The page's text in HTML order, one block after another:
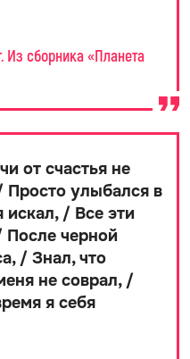
Из сборника «Планета
от счастья не
Просто улыбался в
искал, / Все эти
После черной
/ Знал, что
не соврал, /
я себя